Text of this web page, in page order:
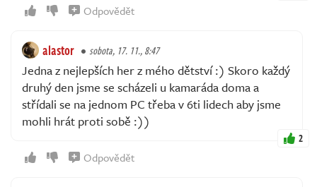
Odpovědět
alastor sobota, 17. 11., 8:47
Jedna z nejlepších her z mého dětství :) Skoro každý
druhý den jsme se scházeli u kamaráda doma a
střídali se na jednom PC třeba v 6ti lidech aby jsme
mohli hrát proti sobě :))
2
Odpovědět